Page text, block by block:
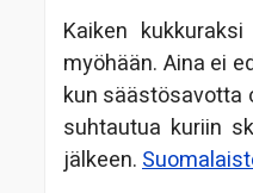
Kaiken
myöhään. Aina ei
kun säästösavotta
suhtautua kuriin
jälkeen.